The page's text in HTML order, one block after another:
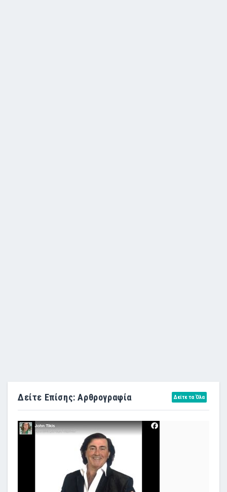
Δείτε Επίσης: Αρθρογραφία Δείτε τα Όλα